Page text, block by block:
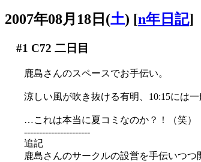
2007年08月18日(土) [n年日記]
#1 C72 二日目
鹿島さんのスペースでお手伝い。
涼しい風が吹き抜ける有明、10:15には
…これは本当に夏コミなのか？！（笑）
----------------------
追記
鹿島さんのサークルの設営を手伝いつつ